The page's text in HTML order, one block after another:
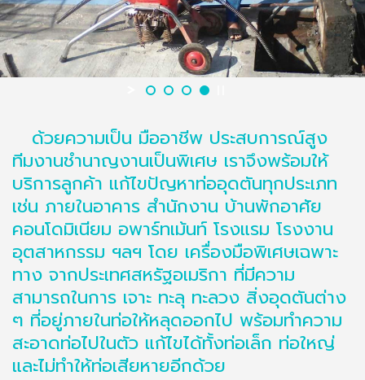
ด้วยความเป็น มืออาชีพ ประสบการณ์สูง
ทีมงานชำนาญงานเป็นพิเศษ เราจึงพร้อมให้
บริการลูกค้า แก้ไขปัญหาท่ออุดตันทุกประเภท
เช่น ภายในอาคาร สำนักงาน บ้านพักอาศัย
คอนโดมิเนียม อพาร์ทเม้นท์ โรงแรม โรงงาน
อุตสาหกรรม ฯลฯ โดย เครื่องมือพิเศษเฉพาะ
ทาง จากประเทศสหรัฐอเมริกา ที่มีความ
สามารถในการ เจาะ ทะลุ ทะลวง สิ่งอุดตันต่าง
ๆ ที่อยู่ภายในท่อให้หลุดออกไป พร้อมทำความ
สะอาดท่อไปในตัว แก้ไขได้ทั้งท่อเล็ก ท่อใหญ่
และไม่ทำให้ท่อเสียหายอีกด้วย